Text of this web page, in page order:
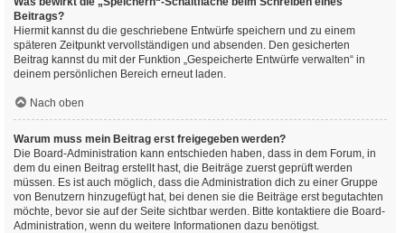
Beitrags?
Hiermit kannst du die geschriebene Entwürfe speichern und zu einem
späteren Zeitpunkt vervollständigen und absenden. Den gesicherten
Beitrag kannst du mit der Funktion „Gespeicherte Entwürfe verwalten“ in
deinem persönlichen Bereich erneut laden.
Nach oben
Warum muss mein Beitrag erst freigegeben werden?
Die Board-Administration kann entschieden haben, dass in dem Forum, in
dem du einen Beitrag erstellt hast, die Beiträge zuerst geprüft werden
müssen. Es ist auch möglich, dass die Administration dich zu einer Gruppe
von Benutzern hinzugefügt hat, bei denen sie die Beiträge erst begutachten
möchte, bevor sie auf der Seite sichtbar werden. Bitte kontaktiere die Board-
Administration, wenn du weitere Informationen dazu benötigst.